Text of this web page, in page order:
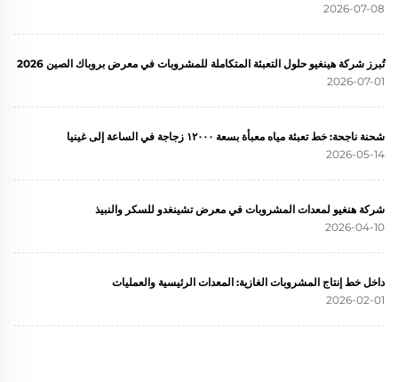
2026-07-08
تُبرز شركة هينغيو حلول التعبئة المتكاملة للمشروبات في معرض بروباك الصين 2026
2026-07-01
شحنة ناجحة: خط تعبئة مياه معبأة بسعة ١٢٠٠٠ زجاجة في الساعة إلى غينيا
2026-05-14
شركة هنغيو لمعدات المشروبات في معرض تشينغدو للسكر والنبيذ
2026-04-10
داخل خط إنتاج المشروبات الغازية: المعدات الرئيسية والعمليات
2026-02-01